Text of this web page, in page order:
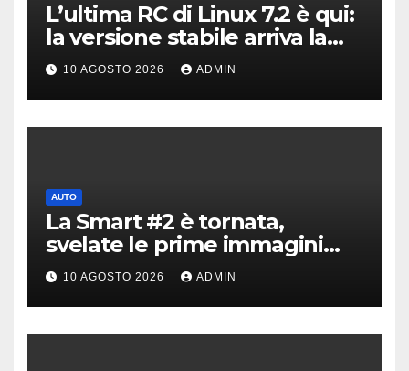
L’ultima RC di Linux 7.2 è qui:
la versione stabile arriva la
prossima settimana
10 AGOSTO 2026 ADMIN
AUTO
La Smart #2 è tornata,
svelate le prime immagini
dell’erede della Fortwo
10 AGOSTO 2026 ADMIN